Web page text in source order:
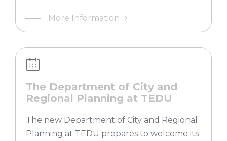
More Information
The Department of City and
Regional Planning at TEDU
program
The new Department of City and Regional
Planning at TEDU prepares to welcome its